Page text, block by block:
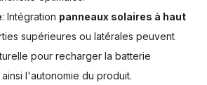
: Intégration panneaux solaires à haut
supérieures ou latérales peuvent
pour recharger la batterie
l'autonomie du produit.